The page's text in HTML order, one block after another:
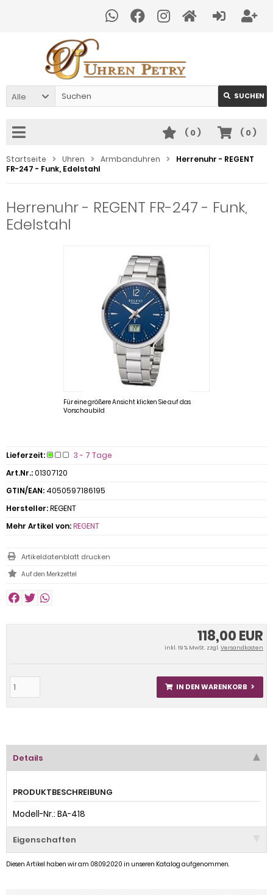
Alle SUCHEN
( 0)
( 0)
Startseite Uhren Armbanduhren
Herrenuhr - REGENT
FR-247 - Funk, Edelstahl
Herrenuhr - REGENT FR-247 - Funk,
Edelstahl
Für eine größere Ansicht klicken Sie auf das
Vorschaubild
118,00 EUR
inkl. 19 % MwSt. zzgl.Versandkosten
IN DEN WARENKORB
Lieferzeit:
3 - 7 Tage
Art.Nr.:01307120
GTIN/EAN: 4050597186195
Hersteller:REGENT
Mehr Artikel von:REGENT
Artikeldatenblatt drucken
Details
PRODUKTBESCHREIBUNG
Modell-Nr.: BA-418
Eigenschaften
Diesen Artikel haben wir am 08.09.2020 in unseren Katalog aufgenommen.